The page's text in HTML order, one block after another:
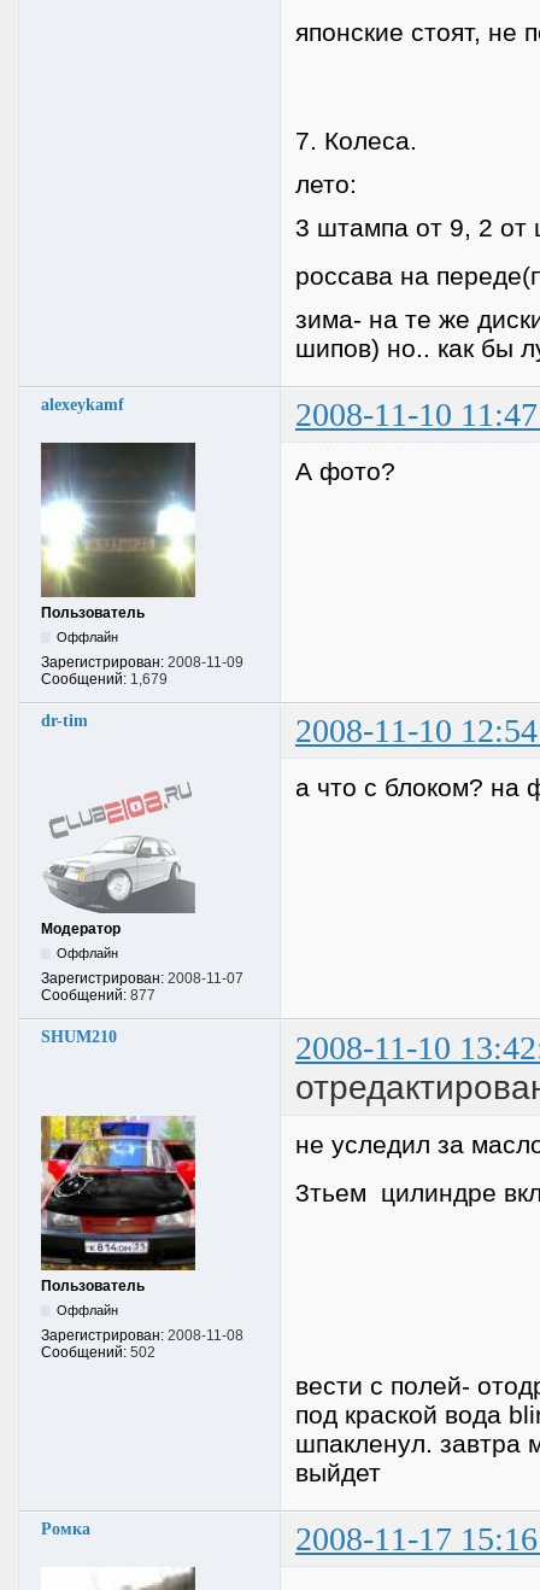
японские стоят,
7. Колеса.
лето:
3 штампа от 9, 2 от
россава на
зима- на те же
шипов) но.. как бы
alexeykamf 2008-11-10
Пользователь
Оффлайн
Зарегистрирован: 2008-11-09
Сообщений: 1,679
А фото?
dr-tim 2008-11-10
Модератор
Оффлайн
Зарегистрирован: 2008-11-07
Сообщений: 877
а что с блоком? на
SHUM210 2008-11-10
Пользователь
Оффлайн
Зарегистрирован: 2008-11-08
Сообщений: 502
не уследил за
3тьем цилиндре
вести с полей-
под краской вода
шпакленул. завтра
выйдет
Ромка 2008-11-17